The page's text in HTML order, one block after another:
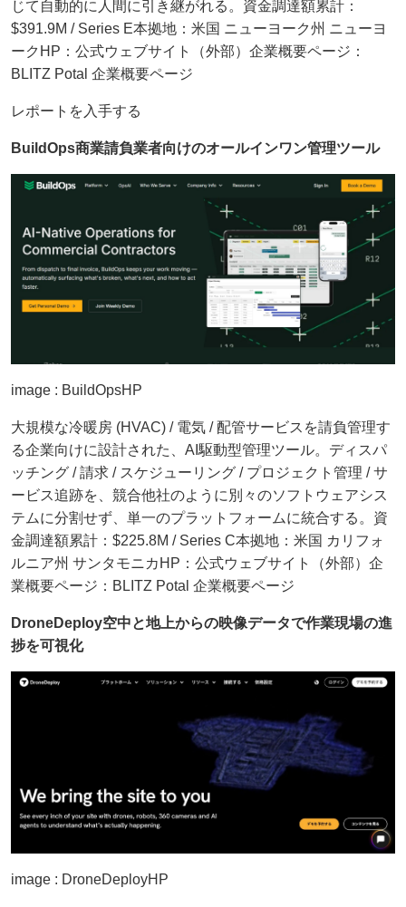
じて自動的に人間に引き継がれる。資金調達額累計：
$391.9M / Series E本拠地：米国 ニューヨーク州 ニューヨ
ークHP：公式ウェブサイト（外部）企業概要ページ：
BLITZ Potal 企業概要ページ
レポートを入手する
BuildOps商業請負業者向けのオールインワン管理ツール
image : BuildOpsHP
大規模な冷暖房 (HVAC) / 電気 / 配管サービスを請負管理す
る企業向けに設計された、AI駆動型管理ツール。ディスパ
ッチング / 請求 / スケジューリング / プロジェクト管理 / サ
ービス追跡を、競合他社のように別々のソフトウェアシス
テムに分割せず、単一のプラットフォームに統合する。資
金調達額累計：$225.8M / Series C本拠地：米国 カリフォ
ルニア州 サンタモニカHP：公式ウェブサイト（外部）企
業概要ページ：BLITZ Potal 企業概要ページ
DroneDeploy空中と地上からの映像データで作業現場の進
捗を可視化
image : DroneDeployHP